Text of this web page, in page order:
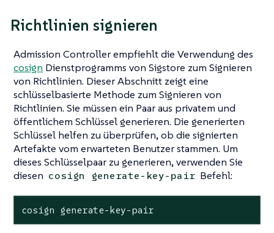
Richtlinien signieren
Admission Controller empfiehlt die Verwendung des
cosign Dienstprogramms von Sigstore zum Signieren
von Richtlinien. Dieser Abschnitt zeigt eine
schlüsselbasierte Methode zum Signieren von
Richtlinien. Sie müssen ein Paar aus privatem und
öffentlichem Schlüssel generieren. Die generierten
Schlüssel helfen zu überprüfen, ob die signierten
Artefakte vom erwarteten Benutzer stammen. Um
dieses Schlüsselpaar zu generieren, verwenden Sie
diesen cosign generate-key-pair Befehl:
cosign generate-key-pair